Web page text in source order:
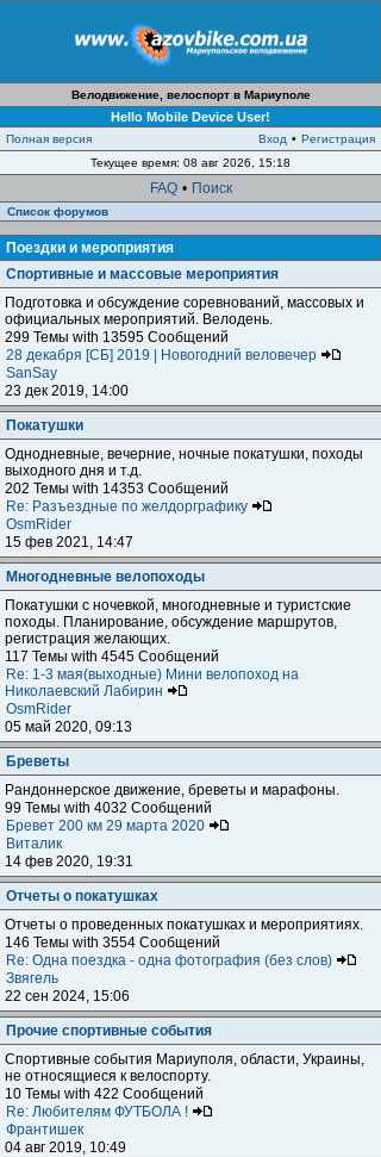
Велодвижение, велоспорт в Мариуполе
Hello Mobile Device User!
Полная версия Вход • Регистрация
Текущее время: 08 авг 2026, 15:18
FAQ • Поиск
Список форумов
Поездки и мероприятия
Спортивные и массовые мероприятия
Подготовка и обсуждение соревнований, массовых и
официальных мероприятий. Велодень.
299 Темы with 13595 Сообщений
28 декабря [СБ] 2019 | Новогодний веловечер
SanSay
23 дек 2019, 14:00
Покатушки
Однодневные, вечерние, ночные покатушки, походы
выходного дня и т.д.
202 Темы with 14353 Сообщений
Re: Разъездные по желдорграфику
OsmRider
15 фев 2021, 14:47
Многодневные велопоходы
Покатушки с ночевкой, многодневные и туристские
походы. Планирование, обсуждение маршрутов,
регистрация желающих.
117 Темы with 4545 Сообщений
Re: 1-3 мая(выходные) Мини велопоход на
Николаевский Лабирин
OsmRider
05 май 2020, 09:13
Бреветы
Рандоннерское движение, бреветы и марафоны.
99 Темы with 4032 Сообщений
Бревет 200 км 29 марта 2020
Виталик
14 фев 2020, 19:31
Отчеты о покатушках
Отчеты о проведенных покатушках и мероприятиях.
146 Темы with 3554 Сообщений
Re: Одна поездка - одна фотография (без слов)
Звягель
22 сен 2024, 15:06
Прочие спортивные события
Спортивные события Мариуполя, области, Украины,
не относящиеся к велоспорту.
10 Темы with 422 Сообщений
Re: Любителям ФУТБОЛА !
Франтишек
04 авг 2019, 10:49